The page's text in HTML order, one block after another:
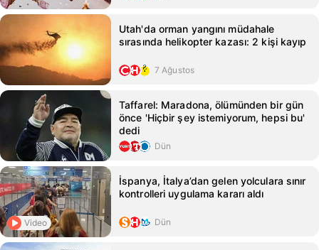
Utah'da orman yangını müdahale
sırasında helikopter kazası: 2 kişi kayıp
7 Ağustos
Taffarel: Maradona, ölümünden bir gün
önce 'Hiçbir şey istemiyorum, hepsi bu'
dedi
Dün
Video
İspanya, İtalya’dan gelen yolculara sınır
kontrolleri uygulama kararı aldı
Dün